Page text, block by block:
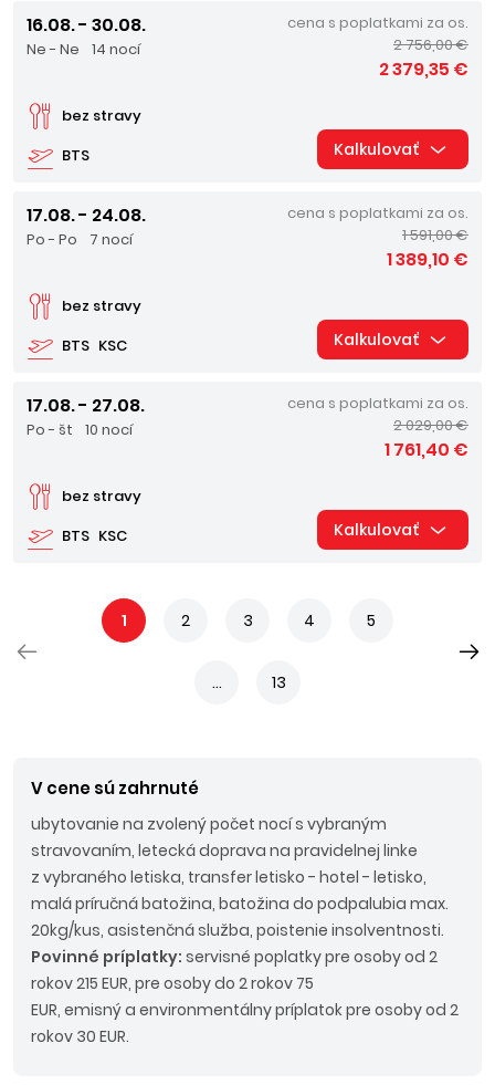
16.08. - 30.08.
Ne - Ne 14 nocí
BTS
bez stravy
cena s poplatkami za os.
2 756,00 €
2 379,35 €
Kalkulovať
17.08. - 24.08.
Po - Po 7 nocí
BTS KSC
bez stravy
cena s poplatkami za os.
1 591,00 €
1 389,10 €
Kalkulovať
17.08. - 27.08.
Po - št 10 nocí
BTS KSC
bez stravy
cena s poplatkami za os.
2 029,00 €
1 761,40 €
Kalkulovať
1 2 3 4 5
... 13
V cene sú zahrnuté
ubytovanie na zvolený počet nocí s vybraným
stravovaním, letecká doprava na pravidelnej linke
z vybraného letiska, transfer letisko - hotel - letisko,
malá príručná batožina, batožina do podpalubia max.
20kg/kus, asistenčná služba, poistenie insolventnosti.
Povinné príplatky: servisné poplatky pre osoby od 2
rokov 215 EUR, pre osoby do 2 rokov 75
EUR, emisný a environmentálny príplatok pre osoby od 2
rokov 30 EUR.